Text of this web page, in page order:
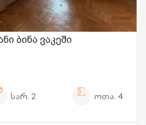
ბინა ვაკეში
სარ. 2 ოთა. 4